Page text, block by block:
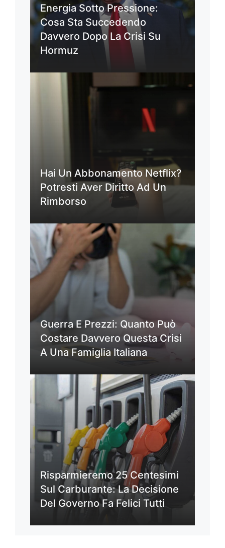
Energia Sotto Pressione:
Cosa Sta Succedendo
Davvero Dopo La Crisi Su
Hormuz
Hai Un Abbonamento Netflix?
Potresti Aver Diritto Ad Un
Rimborso
Guerra E Prezzi: Quanto Può
Costare Davvero Questa Crisi
A Una Famiglia Italiana
Risparmieremo 25 Centesimi
Sul Carburante: La Decisione
Del Governo Fa Felici Tutti